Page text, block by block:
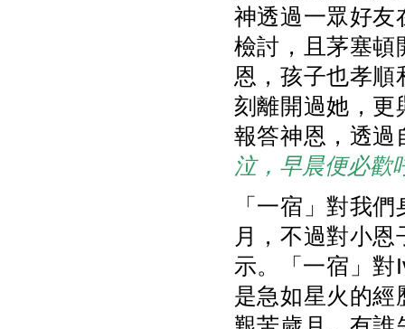
神透過一眾好友
檢討，且茅塞頓
恩，孩子也孝順
刻離開過她，更
報答神恩，透過
泣，早晨便必歡
「一宿」對我
月，不過對小
示。「一宿」
是急如星火的經